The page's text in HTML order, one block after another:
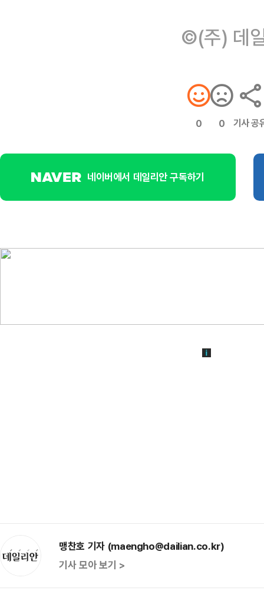
©(주) 데
0 0 기사 공
네이버에서 데일리안 구독하기
맹찬호 기자 (maengho@dailian.co.kr)
기사 모아 보기 >